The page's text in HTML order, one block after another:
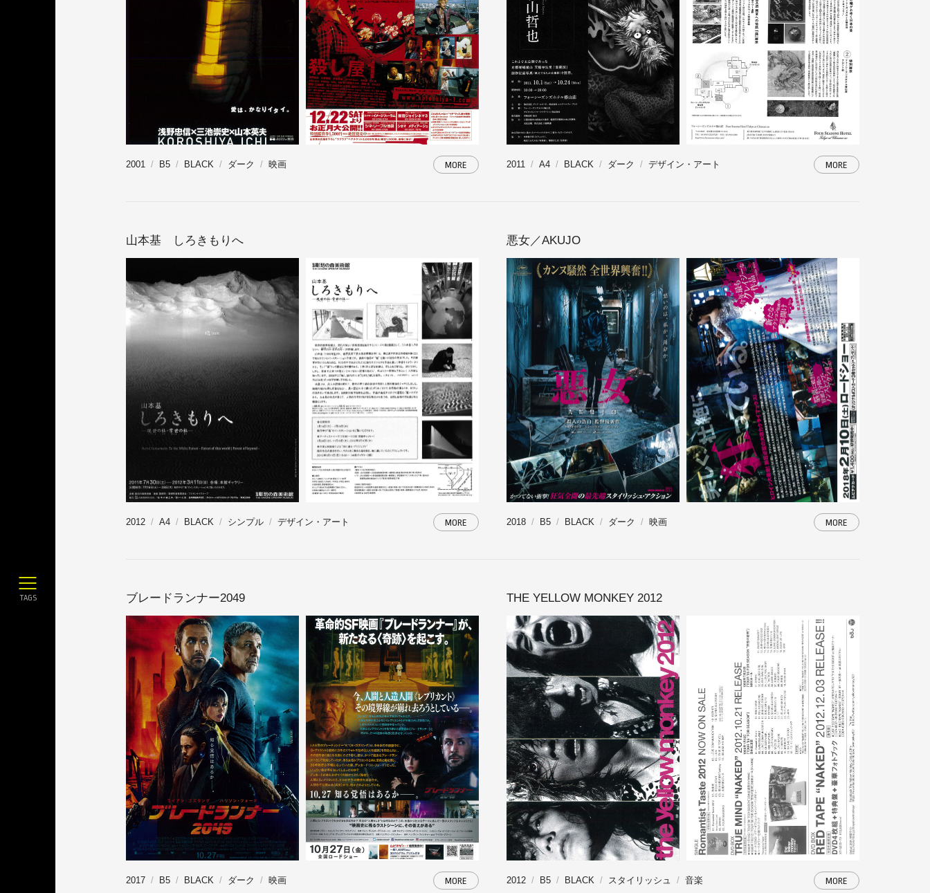
2001 B5 BLACK ダーク 映画 MORE 2011 A4 BLACK ダーク デザイン・アート MORE
山本基 しろきもりへ
2012 A4 BLACK シンプル デザイン・アート MORE
悪女／AKUJO
2018 B5 BLACK ダーク 映画 MORE
ブレードランナー2049
2017 B5 BLACK ダーク 映画 MORE
THE YELLOW MONKEY 2012
2012 B5 BLACK スタイリッシュ 音楽 MORE
TAGS